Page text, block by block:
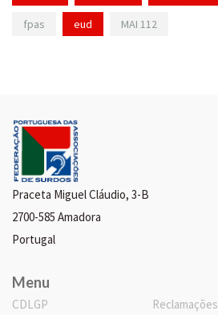
fpas eud MAI 112
Praceta Miguel Cláudio, 3-B
2700-585 Amadora
Portugal
Menu
CDLGP
Reclamações